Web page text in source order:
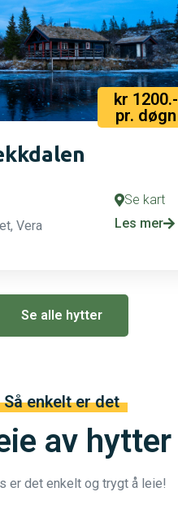
kr 1200.-
pr. døgn
Vera
Se kart
Les mer
Se alle hytter
Så enkelt er det
av hytter
er det enkelt og trygt å leie!